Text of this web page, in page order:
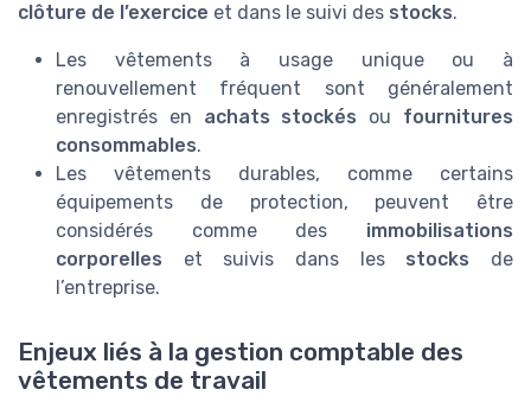
clôture de l’exercice et dans le suivi des stocks.
Les vêtements à usage unique ou à
renouvellement fréquent sont généralement
enregistrés en achats stockés ou fournitures
consommables.
Les vêtements durables, comme certains
équipements de protection, peuvent être
considérés comme des immobilisations
corporelles et suivis dans les stocks de
l’entreprise.
Enjeux liés à la gestion comptable des
vêtements de travail